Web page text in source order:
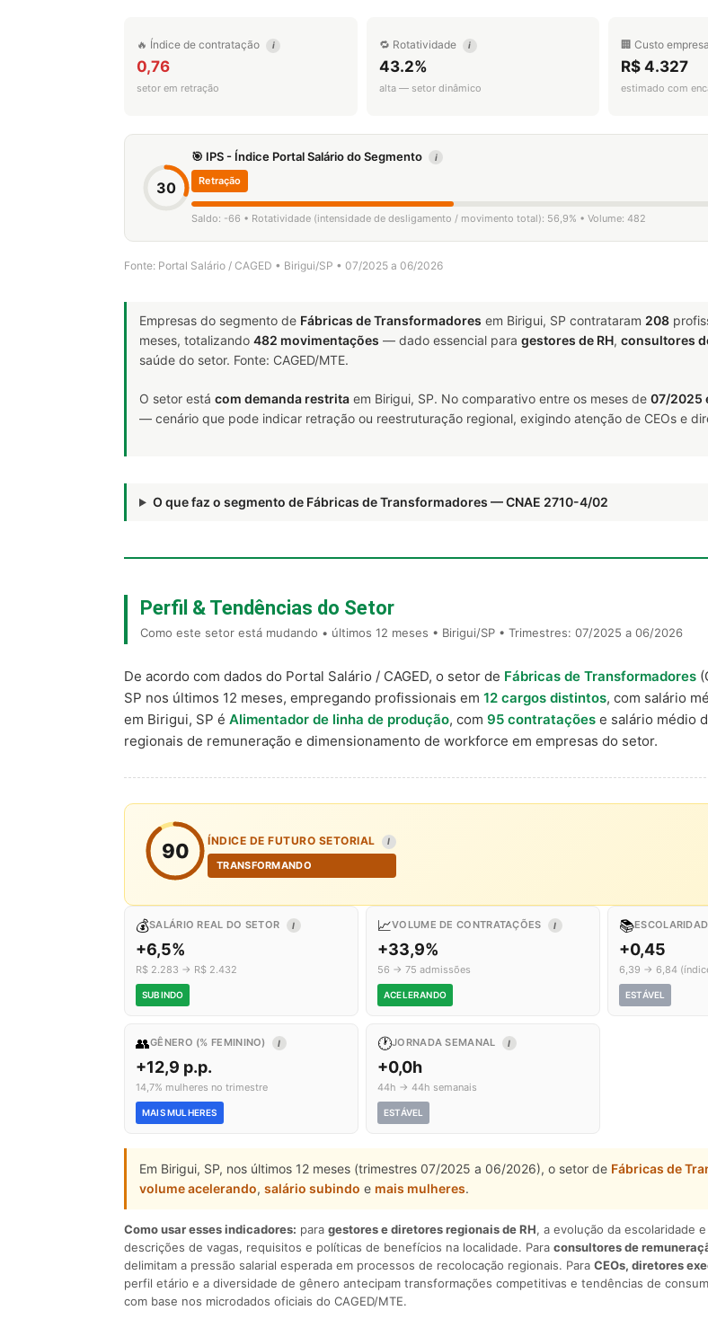
🔥 Índice de contratação i
0,76
setor em retração
🔁 Rotatividade i
43.2%
alta — setor dinâmico
🏢 Custo
R$ 4.327
estimado com
30
🎯 IPS - Índice Portal Salário do Segmento i
Retração
Saldo: -66 • Rotatividade (intensidade de desligamento / movimento total): 56,9% • Volume: 482
Fonte: Portal Salário / CAGED • Birigui/SP • 07/2025 a 06/2026
Empresas do segmento de Fábricas de Transformadores em Birigui, SP contrataram 208
meses, totalizando 482 movimentações — dado essencial para gestores de RH, consultores
saúde do setor. Fonte: CAGED/MTE.
O setor está com demanda restrita em Birigui, SP. No comparativo entre os meses de 07/2025
— cenário que pode indicar retração ou reestruturação regional, exigindo atenção de CEOs e
O que faz o segmento de Fábricas de Transformadores — CNAE 2710-4/02
Perfil & Tendências do Setor
Como este setor está mudando • últimos 12 meses • Birigui/SP • Trimestres: 07/2025 a 06/2026
De acordo com dados do Portal Salário / CAGED, o setor de Fábricas de Transformadores
SP nos últimos 12 meses, empregando profissionais em 12 cargos distintos, com salário
em Birigui, SP é Alimentador de linha de produção, com 95 contratações e salário médio
regionais de remuneração e dimensionamento de workforce em empresas do setor.
90 ÍNDICE DE FUTURO SETORIAL I
TRANSFORMANDO
💰SALÁRIO REAL DO SETOR I
+6,5%
R$ 2.283 → R$ 2.432
SUBINDO
📈VOLUME DE CONTRATAÇÕES I
+33,9%
56 → 75 admissões
ACELERANDO
📚
+0,45
6,39 → 6,84
ESTÁVEL
👥GÊNERO (% FEMININO) I
+12,9 p.p.
14,7% mulheres no trimestre
MAIS MULHERES
🕐JORNADA SEMANAL I
+0,0h
44h → 44h semanais
ESTÁVEL
Em Birigui, SP, nos últimos 12 meses (trimestres 07/2025 a 06/2026), o setor de Fábricas de
volume acelerando, salário subindo e mais mulheres.
Como usar esses indicadores: para gestores e diretores regionais de RH, a evolução da escolaridade
descrições de vagas, requisitos e políticas de benefícios na localidade. Para consultores de
delimitam a pressão salarial esperada em processos de recolocação regionais. Para CEOs, diretores
perfil etário e a diversidade de gênero antecipam transformações competitivas e tendências de
com base nos microdados oficiais do CAGED/MTE.